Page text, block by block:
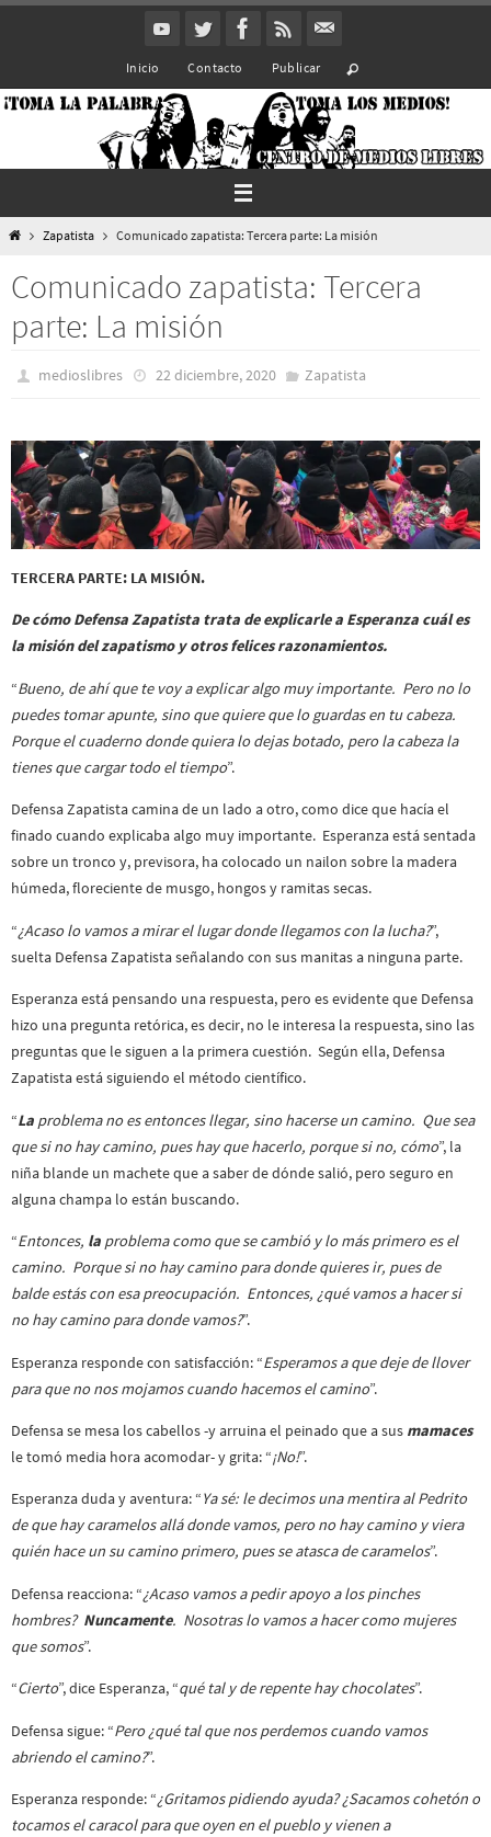
Inicio Contacto Publicar
InicioZapatista Comunicado zapatista: Tercera parte: La misión
Comunicado zapatista: Tercera
parte: La misión
medioslibres 22 diciembre, 2020 Zapatista
TERCERA PARTE: LA MISIÓN.
De cómo Defensa Zapatista trata de explicarle a Esperanza cuál es
la misión del zapatismo y otros felices razonamientos.
“Bueno, de ahí que te voy a explicar algo muy importante. Pero no lo
puedes tomar apunte, sino que quiere que lo guardas en tu cabeza.
Porque el cuaderno donde quiera lo dejas botado, pero la cabeza la
tienes que cargar todo el tiempo”.
Defensa Zapatista camina de un lado a otro, como dice que hacía el
finado cuando explicaba algo muy importante. Esperanza está sentada
sobre un tronco y, previsora, ha colocado un nailon sobre la madera
húmeda, floreciente de musgo, hongos y ramitas secas.
“¿Acaso lo vamos a mirar el lugar donde llegamos con la lucha?”,
suelta Defensa Zapatista señalando con sus manitas a ninguna parte.
Esperanza está pensando una respuesta, pero es evidente que Defensa
hizo una pregunta retórica, es decir, no le interesa la respuesta, sino las
preguntas que le siguen a la primera cuestión. Según ella, Defensa
Zapatista está siguiendo el método científico.
“La problema no es entonces llegar, sino hacerse un camino. Que sea
que si no hay camino, pues hay que hacerlo, porque si no, cómo”, la
niña blande un machete que a saber de dónde salió, pero seguro en
alguna champa lo están buscando.
“Entonces, la problema como que se cambió y lo más primero es el
camino. Porque si no hay camino para donde quieres ir, pues de
balde estás con esa preocupación. Entonces, ¿qué vamos a hacer si
no hay camino para donde vamos?”.
Esperanza responde con satisfacción: “Esperamos a que deje de llover
para que no nos mojamos cuando hacemos el camino”.
Defensa se mesa los cabellos -y arruina el peinado que a sus mamaces
le tomó media hora acomodar- y grita: “¡No!”.
Esperanza duda y aventura: “Ya sé: le decimos una mentira al Pedrito
de que hay caramelos allá donde vamos, pero no hay camino y viera
quién hace un su camino primero, pues se atasca de caramelos”.
Defensa reacciona: “¿Acaso vamos a pedir apoyo a los pinches
hombres? Nuncamente. Nosotras lo vamos a hacer como mujeres
que somos”.
“Cierto”, dice Esperanza, “qué tal y de repente hay chocolates”.
Defensa sigue: “Pero ¿qué tal que nos perdemos cuando vamos
abriendo el camino?”.
Esperanza responde: “¿Gritamos pidiendo ayuda? ¿Sacamos cohetón o
tocamos el caracol para que oyen en el pueblo y vienen a